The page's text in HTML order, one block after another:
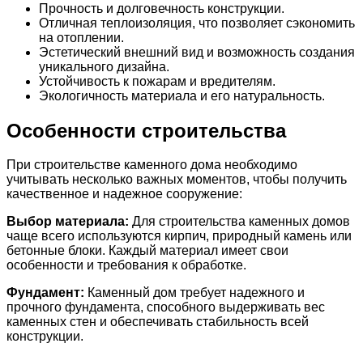
Прочность и долговечность конструкции.
Отличная теплоизоляция, что позволяет сэкономить
на отоплении.
Эстетический внешний вид и возможность создания
уникального дизайна.
Устойчивость к пожарам и вредителям.
Экологичность материала и его натуральность.
Особенности строительства
При строительстве каменного дома необходимо
учитывать несколько важных моментов, чтобы получить
качественное и надежное сооружение:
Выбор материала: Для строительства каменных домов
чаще всего используются кирпич, природный камень или
бетонные блоки. Каждый материал имеет свои
особенности и требования к обработке.
Фундамент: Каменный дом требует надежного и
прочного фундамента, способного выдерживать вес
каменных стен и обеспечивать стабильность всей
конструкции.